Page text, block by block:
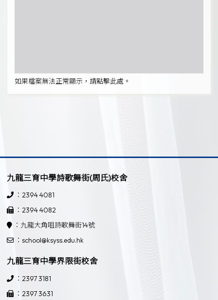
如果檔案無法正常顯示，請點擊此處。
九龍三育中學詩歌舞街(周氏)校舍
：2394 4081
：2394 4082
：九龍大角咀詩歌舞街14號
：school@ksyss.edu.hk
九龍三育中學界限街校舍
：2397 3181
：2397 3631